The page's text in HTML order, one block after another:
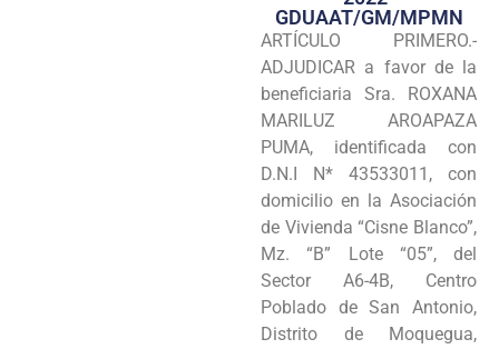
Seguridad
Programas
Intranet
GDUAAT/GM/MPMN
ARTÍCULO PRIMERO.-
ADJUDICAR a favor de la
beneficiaria Sra. ROXANA
MARILUZ AROAPAZA
PUMA, identificada con
D.N.I N* 43533011, con
domicilio en la Asociación
de Vivienda “Cisne Blanco”,
Mz. “B” Lote “05”, del
Sector A6-4B, Centro
Poblado de San Antonio,
Distrito de Moquegua,